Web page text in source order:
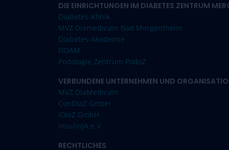
DIE EINRICHTUNGEN IM DIABETES ZENTRUM
Diabetes-Klinik
MVZ Diamedicum Bad Mergentheim
Diabetes-Akademie
FIDAM
Podologie Zentrum PodoZ
VERBUNDENE UNTERNEHMEN UND
MVZ DiaMedicum
ConDiaZ GmbH
iDiaZ GmbH
InsulinJA e.V.
RECHTLICHES